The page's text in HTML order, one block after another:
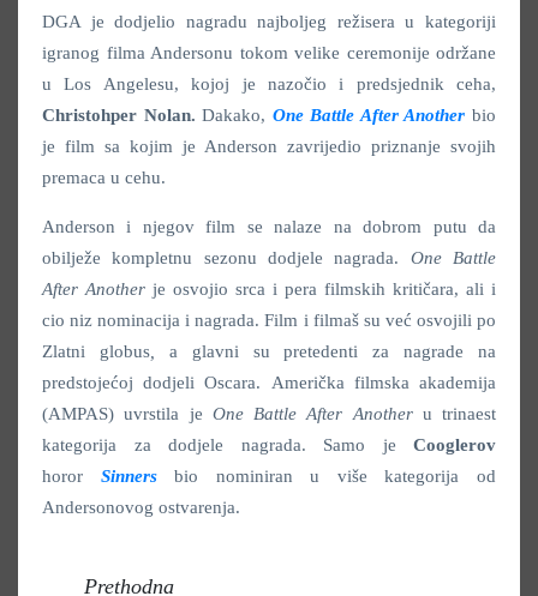
DGA je dodjelio nagradu najboljeg režisera u kategoriji
igranog filma Andersonu tokom velike ceremonije održane
u Los Angelesu, kojoj je nazočio i predsjednik ceha,
Christohper Nolan.Dakako, One Battle After Another bio
je film sa kojim je Anderson zavrijedio priznanje svojih
premaca u cehu.
Anderson i njegov film se nalaze na dobrom putu da
obilježe kompletnu sezonu dodjele nagrada. One Battle
After Another je osvojio srca i pera filmskih kritičara, ali i
cio niz nominacija i nagrada. Film i filmaš su već osvojili po
Zlatni globus, a glavni su pretedenti za nagrade na
predstojećoj dodjeli Oscara. Američka filmska akademija
(AMPAS) uvrstila je One Battle After Another u trinaest
kategorija za dodjele nagrada. Samo je Cooglerov
horor Sinnersbio nominiran u više kategorija od
Andersonovog ostvarenja.
Prethodna